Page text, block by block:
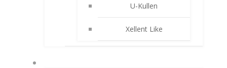
U-Kullen
Xellent Like